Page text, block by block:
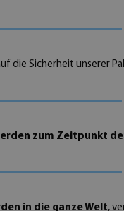
die Sicherheit unserer
zum Zeitpunkt
in die ganze Welt,